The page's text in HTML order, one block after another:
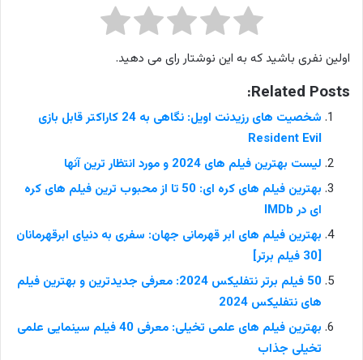
اولین نفری باشید که به این نوشتار رای می دهید.
Related Posts:
شخصیت های رزیدنت اویل: نگاهی به 24 کاراکتر قابل بازی
Resident Evil
لیست بهترین فیلم های 2024 و مورد انتظار ترین آنها
بهترین فیلم های کره ای: 50 تا از محبوب ترین فیلم های کره
ای در IMDb
بهترین فیلم های ابر قهرمانی جهان: سفری به دنیای ابرقهرمانان
[30 فیلم برتر]
50 فیلم برتر نتفلیکس 2024: معرفی جدیدترین و بهترین فیلم
های نتفلیکس 2024
بهترین فیلم های علمی تخیلی: معرفی 40 فیلم سینمایی علمی
تخیلی جذاب